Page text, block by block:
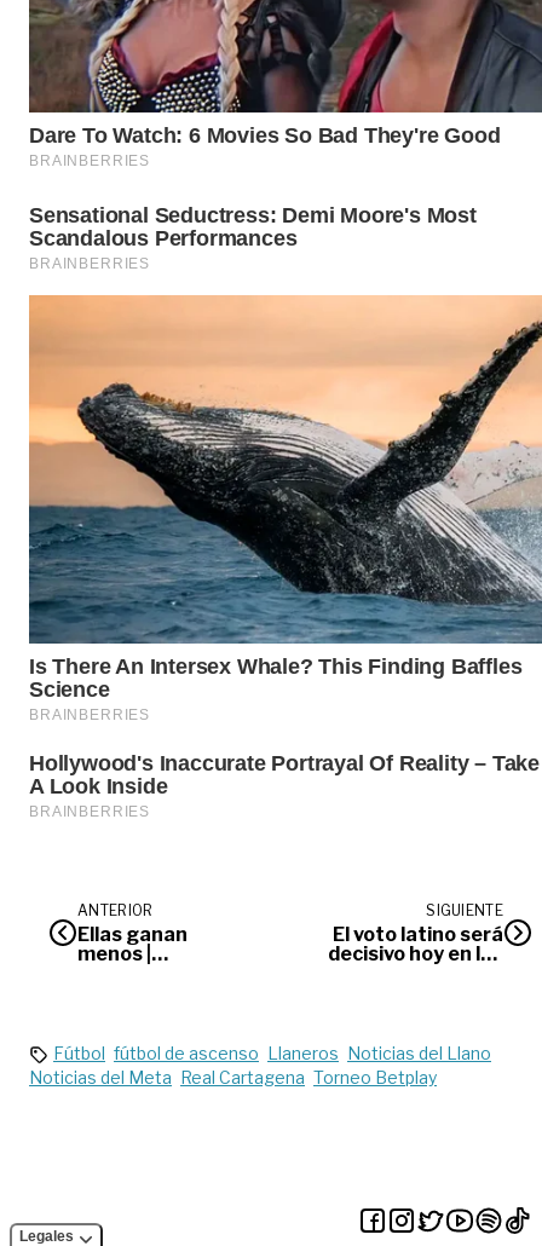
ANTERIOR
Ellas ganan
menos |
SIGUIENTE
El voto latino será
decisivo hoy en las
Fútbol fútbol de ascenso Llaneros Noticias del Llano
Noticias del Meta Real Cartagena Torneo Betplay
Legales